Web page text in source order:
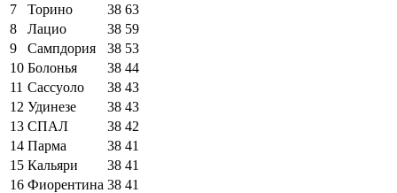
7
Торино 38 63
8
Лацио 38 59
9
Сампдория 38 53
10 Болонья 38 44
11 Сассуоло 38 43
12 Удинезе 38 43
13 СПАЛ 38 42
14 Парма 38 41
15 Кальяри 38 41
16 Фиорентина 38 41